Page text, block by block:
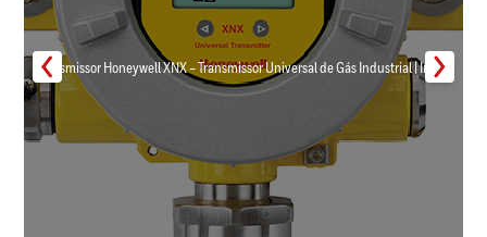
Transmissor Honeywell XNX – Transmissor Universal de Gás Industrial | Inmar